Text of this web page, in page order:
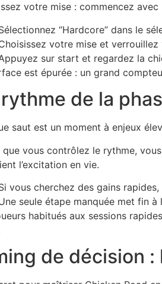
votre mise : commencez
“Hardcore” dans le
votre mise et
sur start et regardez la
est épurée : un grand
de la
saut est un moment à enjeux
que vous contrôlez le rythme,
l’excitation en vie.
vous cherchez des gains
seule étape manquée met fin
habitués aux sessions
de décision